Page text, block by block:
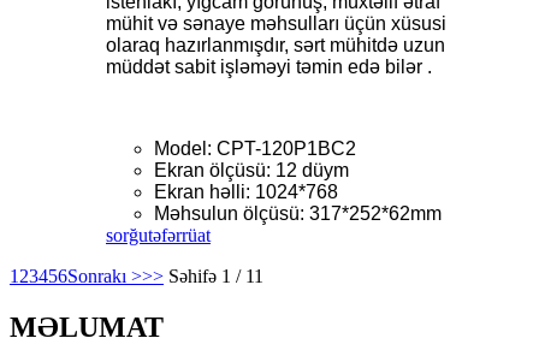
mühit və sənaye məhsulları üçün xüsusi
olaraq hazırlanmışdır, sərt mühitdə uzun
müddət sabit işləməyi təmin edə bilər .
Model: CPT-120P1BC2
Ekran ölçüsü: 12 düym
Ekran həlli: 1024*768
Məhsulun ölçüsü: 317*252*62mm
sorğutəfərrüat
1 23456Sonrakı >>> Səhifə 1 / 11
MƏLUMAT